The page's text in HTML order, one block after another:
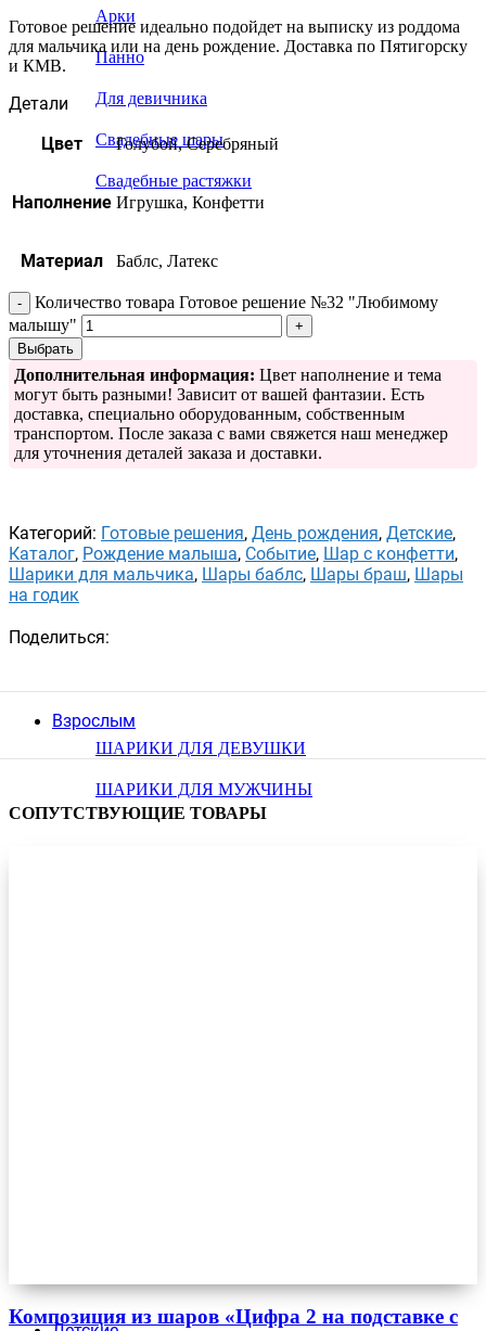
Арки
Панно
Для девичника
Свадебные шары
Свадебные растяжки
Взрослым
ШАРИКИ ДЛЯ ДЕВУШКИ
ШАРИКИ ДЛЯ МУЖЧИНЫ
Готовое решение идеально подойдет на выписку из роддома
для мальчика или на день рождение. Доставка по Пятигорску
и КМВ.
Детали
Цвет
Голубой, Серебряный
Наполнение Игрушка, Конфетти
Материал Баблс, Латекс
Количество товара Готовое решение №32 "Любимому
малышу"
Выбрать
Дополнительная информация: Цвет наполнение и тема
могут быть разными! Зависит от вашей фантазии. Есть
доставка, специально оборудованным, собственным
транспортом. После заказа с вами свяжется наш менеджер
для уточнения деталей заказа и доставки.
Категорий: Готовые решения, День рождения, Детские,
Каталог, Рождение малыша, Событие, Шар с конфетти,
Шарики для мальчика, Шары баблс, Шары браш, Шары
на годик
Поделиться:
СОПУТСТВУЮЩИЕ ТОВАРЫ
Композиция из шаров «Цифра 2 на подставке с